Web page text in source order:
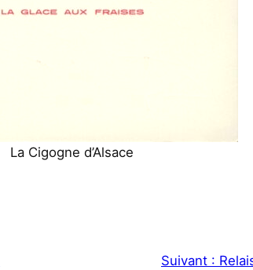
La Cigogne d’Alsace
Suivant :